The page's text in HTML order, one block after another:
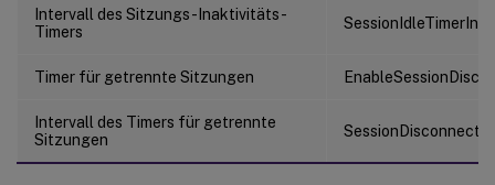
Intervall des Sitzungs-Inaktivitäts-
Timers
Timer für getrennte Sitzungen
Intervall des Timers für getrennte
Sitzungen